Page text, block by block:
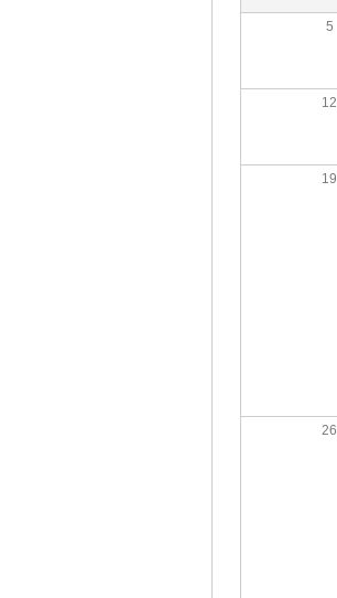
5
12
19
26